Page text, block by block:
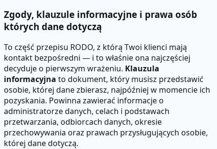
Zgody, klauzule informacyjne i prawa osób
których dane dotyczą
To część przepisu RODO, z którą Twoi klienci mają
kontakt bezpośredni — i to właśnie ona najczęściej
decyduje o pierwszym wrażeniu. Klauzula
informacyjna to dokument, który musisz przedstawić
osobie, której dane zbierasz, najpóźniej w momencie ich
pozyskania. Powinna zawierać informacje o
administratorze danych, celach i podstawach
przetwarzania, odbiorcach danych, okresie
przechowywania oraz prawach przysługujących osobie,
której dane dotyczą.